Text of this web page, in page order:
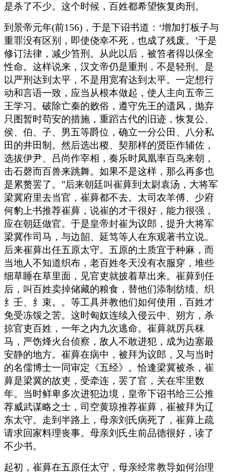
是杀了不少。这个时候，百姓都希望恢复肉刑。
到景帝元年(前156)，于是下诏书道：‘增加打板子与
重罪没有区别，即使侥幸不死，也成了残废。’于是
修订法律，减少笞刑。从此以后，被笞者得以保全
性命。这样说来，汉文帝仍是重刑，不是轻刑。是
以严刑达到太平，不是用宽宥达到太平。一定想行
动和言语一致，应当从根本做起，使人主向五帝三
王学习。破除亡秦的败俗，遵守先王的遗风，抛弃
只图暂时苟安的措施，重蹈古代的旧迹，恢复公、
侯、伯、子、男五等爵位，确立一分公田、八分私
田的井田制。然后选出稷、契那样的贤臣作辅佐，
选拔伊尹、吕尚作宰相，奏乐时凤凰率百鸟来朝，
击石磬而百兽来跳舞。如果不是这样，那么再多也
是累赘罢了。”后来朝廷叫崔萛到太尉袁汤，大将军
梁冀府里去当官，崔萛都不去。太司农羊傅、少府
何豹上书推荐崔萛，说崔的才干很好，能力很强，
应在朝廷做官。于是皇帝封崔为议郎，提升大将军
梁冀作司马，与边韶、延笃等人在东观著书立说。
后来崔萛出任五原太守。五原的土质宜于种麻，而
当地人不知道织布，老百姓冬天没有衣服穿，堆些
细草睡在草里面，见官吏就披着草出来。崔萛到任
后，叫百姓卖掉储藏的粮食，替他们添制纺绩、织
纟壬、纟束。。等工具并教他们如何使用，百姓才
免受冻馁之苦。这时匈奴连续入侵云中、朔方，杀
掠官吏百姓，一年之内九次逃命。崔萛就厉兵秣
马，严饬烽火台侦察，敌人不敢进犯，成为边塞最
安静的地方。崔萛在病中，被拜为议郎，又与当时
的名儒博士一同审定《五经》。恰逢梁冀被杀，崔
萛是梁冀的故吏，受牵连，罢了官，关在牢里数
年。当时鲜卑多次进犯边境，皇帝下诏书给三公推
荐威武谋略之士，司空黄琼推荐崔萛，崔被拜为辽
东太守。走到半路上，母亲刘氏病死了，崔萛上疏
请求回家料理丧事。母亲刘氏生前品德很好，读了
不少书。
起初，崔萛在五原任太守，母亲经常教导如何治理